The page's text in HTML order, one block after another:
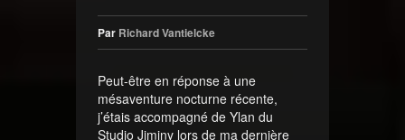
Par Richard Vantielcke
Peut-être en réponse à une
mésaventure nocturne récente,
j’étais accompagné de Ylan du
Studio Jiminy lors de ma dernière